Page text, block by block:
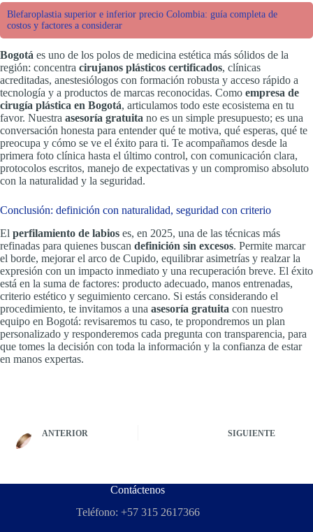
Blefaroplastia superior e inferior precio Colombia: guía completa de
costos y factores a considerar
Bogotá es uno de los polos de medicina estética más sólidos de la
región: concentra cirujanos plásticos certificados, clínicas
acreditadas, anestesiólogos con formación robusta y acceso rápido a
tecnología y a productos de marcas reconocidas. Como empresa de
cirugía plástica en Bogotá, articulamos todo este ecosistema en tu
favor. Nuestra asesoría gratuita no es un simple presupuesto; es una
conversación honesta para entender qué te motiva, qué esperas, qué te
preocupa y cómo se ve el éxito para ti. Te acompañamos desde la
primera foto clínica hasta el último control, con comunicación clara,
protocolos escritos, manejo de expectativas y un compromiso absoluto
con la naturalidad y la seguridad.
Conclusión: definición con naturalidad, seguridad con criterio
El perfilamiento de labios es, en 2025, una de las técnicas más
refinadas para quienes buscan definición sin excesos. Permite marcar
el borde, mejorar el arco de Cupido, equilibrar asimetrías y realzar la
expresión con un impacto inmediato y una recuperación breve. El éxito
está en la suma de factores: producto adecuado, manos entrenadas,
criterio estético y seguimiento cercano. Si estás considerando el
procedimiento, te invitamos a una asesoría gratuita con nuestro
equipo en Bogotá: revisaremos tu caso, te propondremos un plan
personalizado y responderemos cada pregunta con transparencia, para
que tomes la decisión con toda la información y la confianza de estar
en manos expertas.
ANTERIOR SIGUIENTE
Contáctenos
Teléfono: +57 315 2617366